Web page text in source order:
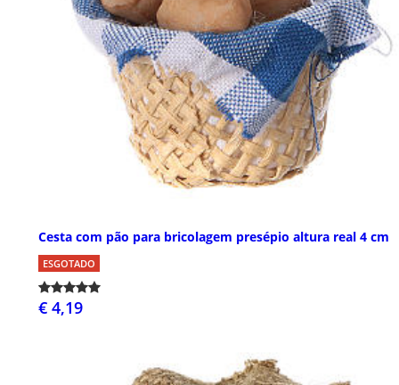
Cesta com pão para bricolagem presépio altura real 4 cm
ESGOTADO
€ 4,19